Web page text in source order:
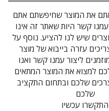
את המוצר שחיפשתם אתם
עמנו קשר היות שאתר זה אינו
שיש לנו להציע. נוסף על
עזרה בייבוא של מוצר
ליצור עמנו קשר ואנו
למצוא את המוצר המתאים
שלכם ובתחום התקציב
שלכם
התקשרו עכשיו